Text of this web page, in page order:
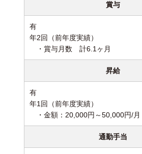
賞与
有
年2回（前年度実績）
・賞与月数 計6.1ヶ月
昇給
有
年1回（前年度実績）
・金額：20,000円～50,000円/月
通勤手当